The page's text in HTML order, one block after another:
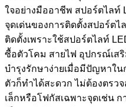
ใจอย่างมืออาชีพ สปอร์ตไลท์
จุดเด่นของการติดตั้งสปอร์ตไ
ติดตั้งเพราะใช้สปอร์ตไลท์
ซื้อตัวโคม สายไฟ อุปกรณ์เส
บำรุงรักษาง่ายเมื่อมีปัญหาใ
ตัวก็ทำได้สะดวก ไม่ต้องตรว
เล็กหรือโฟกัสเฉพาะจุดเช่น